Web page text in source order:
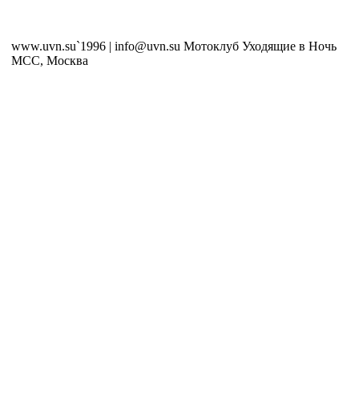
www.uvn.su`1996 | info@uvn.su Мотоклуб Уходящие в Ночь
MCC, Москва